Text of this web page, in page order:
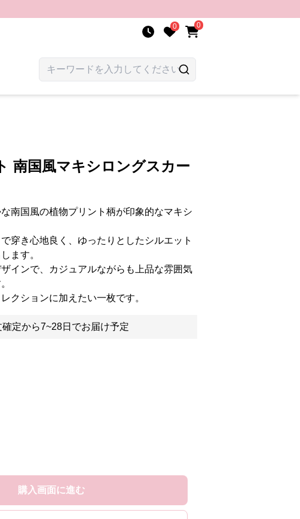
0 0
南国風マキシロングスカー
南国風の植物プリント柄が印象的なマキシ
穿き心地良く、ゆったりとしたシルエット
ます。
インで、カジュアルながらも上品な雰囲気
クションに加えたい一枚です。
確定から7~28日でお届け予定
購入画面に進む